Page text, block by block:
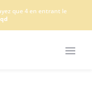
que 4 en entrant le